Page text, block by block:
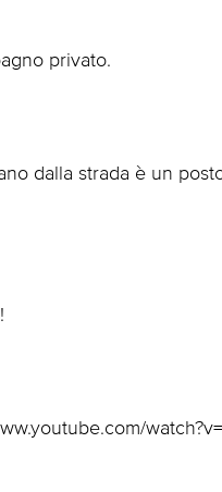
privato.
dalla strada è un